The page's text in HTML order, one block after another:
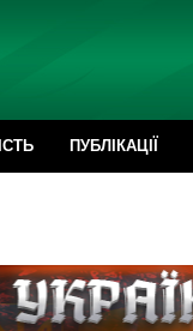
ПУБЛІКАЦІЇ